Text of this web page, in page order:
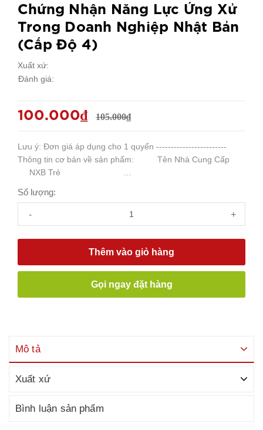
Chứng Nhận Năng Lực Ứng Xử
Trong Doanh Nghiệp Nhật Bản
(Cấp Độ 4)
Xuất xứ:
Đánh giá:
100.000₫ 105.000₫
Lưu ý: Đơn giá áp dụng cho 1 quyển ------------------------
Thông tin cơ bản về sản phẩm: Tên Nhà Cung Cấp
NXB Trẻ ...
Số lượng:
- +
Thêm vào giỏ hàng
Gọi ngay đặt hàng
Mô tả
Xuất xứ
Bình luận sản phẩm